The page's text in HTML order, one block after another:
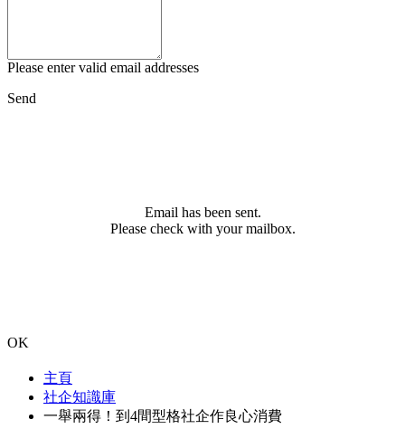
Please enter valid email addresses
Send
Email has been sent.
Please check with your mailbox.
OK
主頁
社企知識庫
一舉兩得！到4間型格社企作良心消費